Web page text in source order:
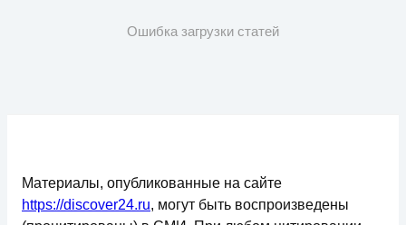
Ошибка загрузки статей
Материалы, опубликованные на сайте
https://discover24.ru, могут быть воспроизведены